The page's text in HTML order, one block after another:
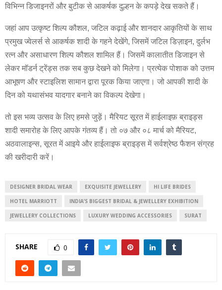
विभिन्न डिजाइनरों और बुटीक से आकर्षक दुल्हन के कपड़े देख सकते हैं।
जहां आप उत्कृष्ट शिल्प कौशल, जटिल कढ़ाई और शानदार आकृतियों के साथ
प्रमुख ज्वेलर्स से आकर्षक शादी के गहने देखेंगे, जिसमें जटिल डिज़ाइन, दुर्लभ
रत्न और असाधारण शिल्प कौशल शामिल हैं। जिसमें कालातीत डिजाइन से
लेकर मॉडर्न ट्रेंड्स तक सब कुछ देखने को मिलेगा। प्रत्येक पोशाक को उत्तम
आभूषण और स्टाइलिश सामान द्वारा पूरक किया जाएगा। जो आपकी शादी के
दिन को यथासंभव यादगार बनाने का विकल्प देखेगा।
तो इस भव्य उत्सव के लिए हमसे जुड़ें। मैरियट सूरत में हाईलाइफ़ ब्राइड्स
शादी समारोह के लिए आपके गंतव्य हैं। तो ०७ और ०८ मार्च को मैरियट,
अठवालाइन्स, सूरत में आइये और हाईलाइफ ब्राइड्स में सर्वश्रेष्ठ फैशन संग्रह
की खरीदारी करें।
DESIGNER BRIDAL WEAR EXQUISITE JEWELLERY HI LIFE BRIDES
HOTEL MARRIOTT INDIA’S BIGGEST BRIDAL & JEWELLERY EXHIBITION
JEWELLERY COLLECTIONS LUXURY WEDDING ACCESSORIES SURAT
SHARE 0